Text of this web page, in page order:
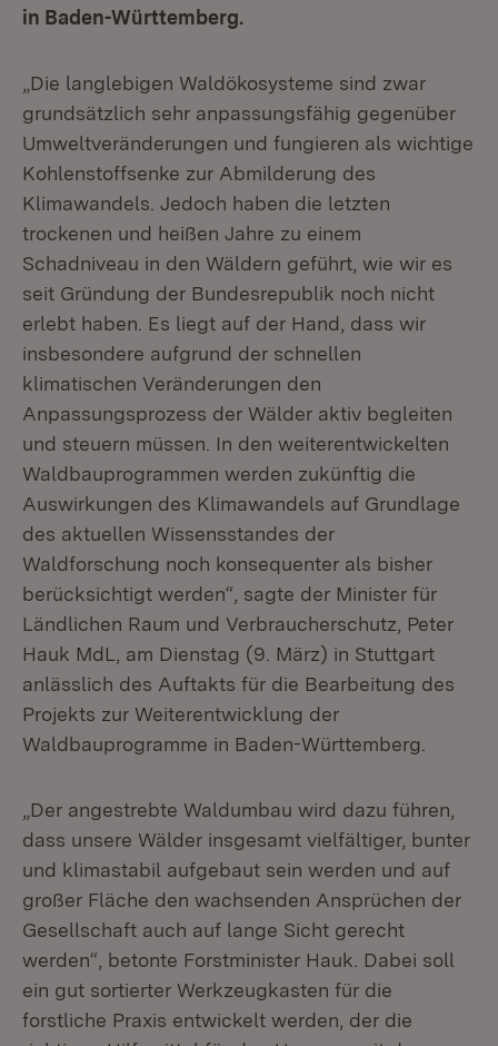
in Baden-Württemberg.
„Die langlebigen Waldökosysteme sind zwar
grundsätzlich sehr anpassungsfähig gegenüber
Umweltveränderungen und fungieren als wichtige
Kohlenstoffsenke zur Abmilderung des
Klimawandels. Jedoch haben die letzten
trockenen und heißen Jahre zu einem
Schadniveau in den Wäldern geführt, wie wir es
seit Gründung der Bundesrepublik noch nicht
erlebt haben. Es liegt auf der Hand, dass wir
insbesondere aufgrund der schnellen
klimatischen Veränderungen den
Anpassungsprozess der Wälder aktiv begleiten
und steuern müssen. In den weiterentwickelten
Waldbauprogrammen werden zukünftig die
Auswirkungen des Klimawandels auf Grundlage
des aktuellen Wissensstandes der
Waldforschung noch konsequenter als bisher
berücksichtigt werden“, sagte der Minister für
Ländlichen Raum und Verbraucherschutz, Peter
Hauk MdL, am Dienstag (9. März) in Stuttgart
anlässlich des Auftakts für die Bearbeitung des
Projekts zur Weiterentwicklung der
Waldbauprogramme in Baden-Württemberg.
„Der angestrebte Waldumbau wird dazu führen,
dass unsere Wälder insgesamt vielfältiger, bunter
und klimastabil aufgebaut sein werden und auf
großer Fläche den wachsenden Ansprüchen der
Gesellschaft auch auf lange Sicht gerecht
werden“, betonte Forstminister Hauk. Dabei soll
ein gut sortierter Werkzeugkasten für die
forstliche Praxis entwickelt werden, der die